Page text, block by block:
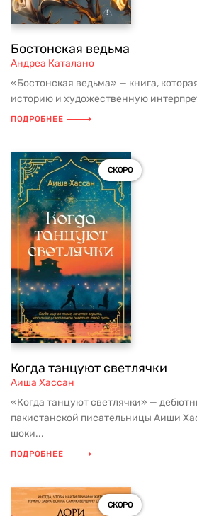
Бостонская ведьма
Андреа Каталано
«Бостонская ведьма» — книга,
историю и художественную
ПОДРОБНЕЕ
СКОРО
Когда танцуют светлячки
Аиша Хассан
«Когда танцуют светлячки» —
пакистанской писательницы Аиши
шоки...
ПОДРОБНЕЕ
СКОРО